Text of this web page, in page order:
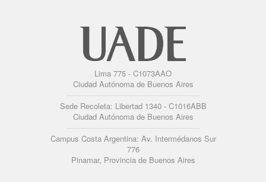
Lima 775 - C1073AAO
Ciudad Autónoma de Buenos Aires
Sede Recoleta: Libertad 1340 - C1016ABB
Ciudad Autónoma de Buenos Aires
Campus Costa Argentina: Av. Intermédanos Sur
776
Pinamar, Provincia de Buenos Aires